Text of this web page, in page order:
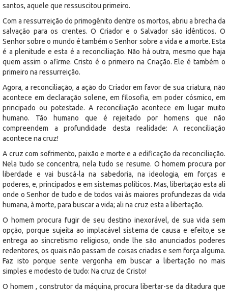
santos, aquele que ressuscitou primeiro.
Com a ressurreição do primogênito dentre os mortos, abriu a brecha da
salvação para os crentes. O Criador e o Salvador são idênticos. O
Senhor sobre o mundo é também o Senhor sobre a vida e a morte. Esta
é a plenitude e esta é a reconciliação. Não há outra, mesmo que haja
quem assim o afirme. Cristo é o primeiro na Criação. Ele é também o
primeiro na ressurreição.
Agora, a reconciliação, a ação do Criador em favor de sua criatura, não
acontece em declaração solene, em filosofia, em poder cósmico, em
principado ou potestade. A reconciliação acontece em lugar muito
humano. Tão humano que é rejeitado por homens que não
compreendem a profundidade desta realidade: A reconciliação
acontece na cruz!
A cruz com sofrimento, paixão e morte e a edificação da reconciliação.
Nela tudo se concentra, nela tudo se resume. O homem procura por
liberdade e vai buscá-la na sabedoria, na ideologia, em forças e
poderes, e, principados e em sistemas políticos. Mas, libertação esta ali
onde o Senhor de tudo e de todos vai às maiores profundezas da vida
humana, à morte, para buscar a vida; ali na cruz esta a libertação.
O homem procura fugir de seu destino inexorável, de sua vida sem
opção, porque sujeita ao implacável sistema de causa e efeito,e se
entrega ao sincretismo religioso, onde lhe são anunciados poderes
redentores, os quais não passam de coisas criadas e sem força alguma.
Faz isto porque sente vergonha em buscar a libertação no mais
simples e modesto de tudo: Na cruz de Cristo!
O homem , construtor da máquina, procura libertar-se da ditadura que